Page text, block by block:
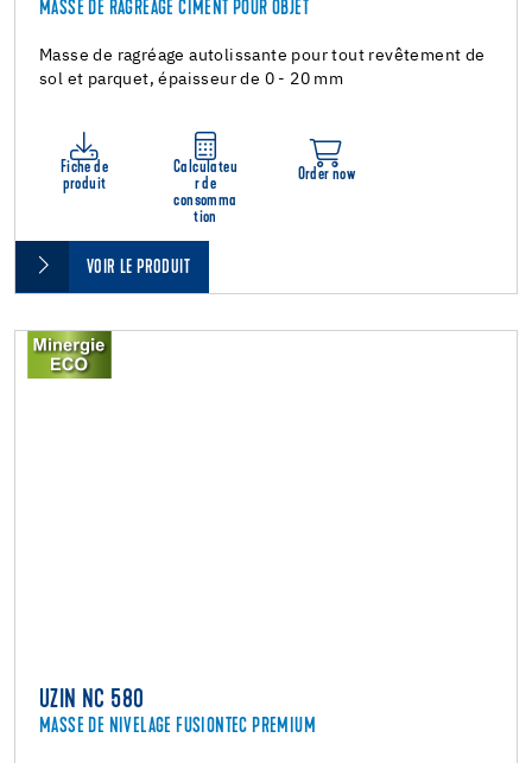
MASSE DE RAGRÉAGE CIMENT POUR OBJET
Masse de ragréage autolissante pour tout revêtement de
sol et parquet, épaisseur de 0 - 20 mm
Fiche de
produit
Calculateu
r de
consomma
tion
Order now
VOIR LE PRODUIT
UZIN NC 580
MASSE DE NIVELAGE FUSIONTEC PREMIUM